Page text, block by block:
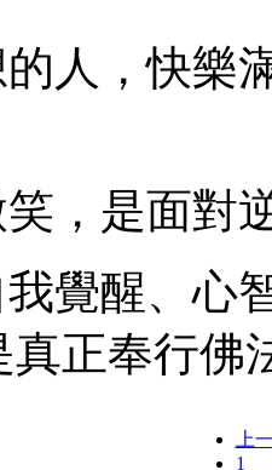
人，快樂
，是面對
覺醒、心
真正奉行佛
上
1